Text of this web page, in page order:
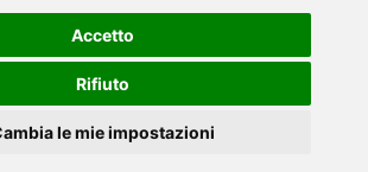
Accetto
Rifiuto
le mie impostazioni